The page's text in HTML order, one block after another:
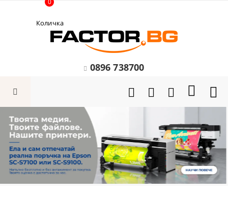
Количка
0
0896 738700